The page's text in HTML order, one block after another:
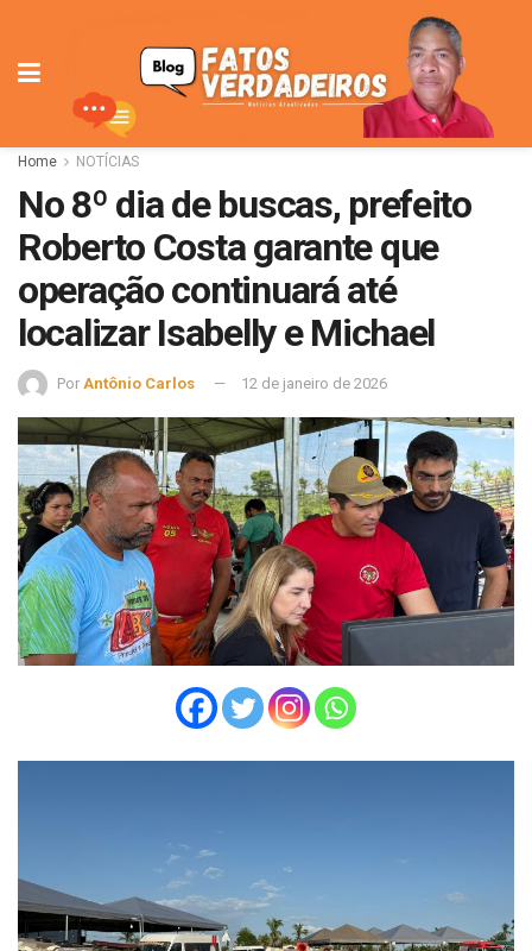
Home NOTÍCIAS
No 8º dia de buscas, prefeito
Roberto Costa garante que
operação continuará até
localizar Isabelly e Michael
Por Antônio Carlos 12 de janeiro de 2026